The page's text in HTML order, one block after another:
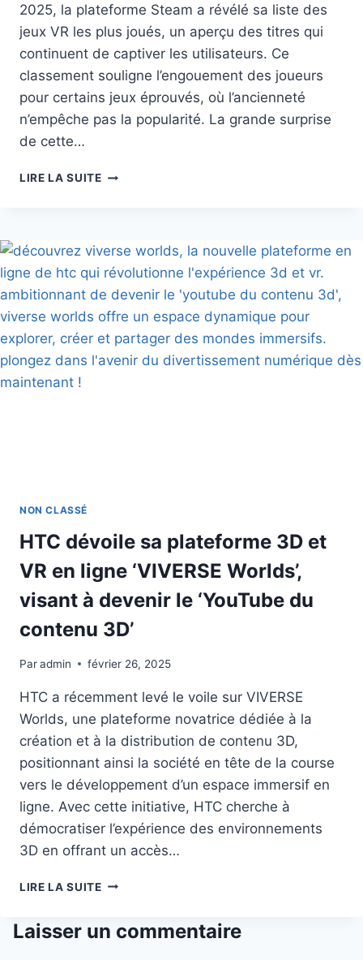
PROCHAIN,
LA
BANDE-
ANNONCE
ICI
2025, la plateforme Steam a révélé sa liste des
jeux VR les plus joués, un aperçu des titres qui
continuent de captiver les utilisateurs. Ce
classement souligne l’engouement des joueurs
pour certains jeux éprouvés, où l’ancienneté
n’empêche pas la popularité. La grande surprise
de cette…
LIRE LA SUITESTEAM
PC
LES
PLUS
JOUÉS
2025
NON CLASSÉ
HTC dévoile sa plateforme 3D et
VR en ligne ‘VIVERSE Worlds’,
visant à devenir le ‘YouTube du
contenu 3D’
Paradmin février 26, 2025
HTC a récemment levé le voile sur VIVERSE
Worlds, une plateforme novatrice dédiée à la
création et à la distribution de contenu 3D,
positionnant ainsi la société en tête de la course
vers le développement d’un espace immersif en
ligne. Avec cette initiative, HTC cherche à
démocratiser l’expérience des environnements
3D en offrant un accès…
LIRE LA SUITEHTC
PLATEFORME
Laisser un commentaire